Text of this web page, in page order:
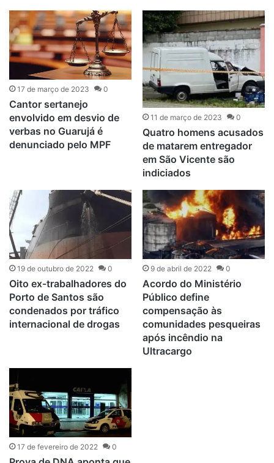
17 de março de 2023 0
Cantor sertanejo
envolvido em desvio de
verbas no Guarujá é
denunciado pelo MPF
11 de março de 2023 0
Quatro homens acusados
de matarem entregador
em São Vicente são
indiciados
19 de outubro de 2022 0
Oito ex-trabalhadores do
Porto de Santos são
condenados por tráfico
internacional de drogas
9 de abril de 2022 0
Acordo do Ministério
Público define
compensação às
comunidades pesqueiras
após incêndio na
Ultracargo
17 de fevereiro de 2022 0